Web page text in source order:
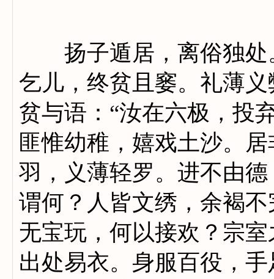
扬子遁居，离俗独处
乞儿，终贫且窭。礼薄
贫与语：“汝在六极，投
匪惟幼稚，嬉戏土沙。
羽，义薄轻罗。进不由
谓何？人皆文绣，余褐
无宝玩，何以接欢？宗
出处易衣。身服百役，